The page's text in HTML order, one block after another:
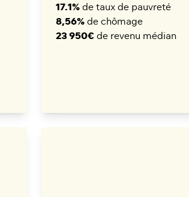
17.1% de taux de pauvreté
8,56% de chômage
23 950€ de revenu médian